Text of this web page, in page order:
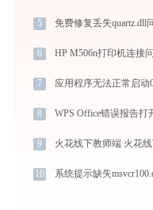
5 免费修复丢失quartz.dll
6 HP M506n打印机连接
7 应用程序无法正常启动
8
9
10 系统提示缺失